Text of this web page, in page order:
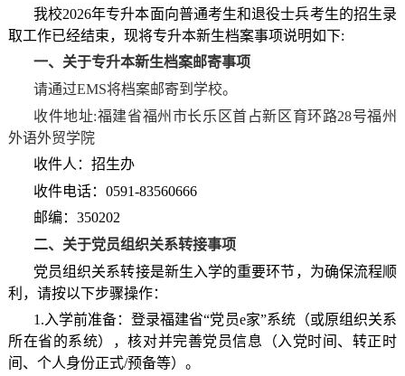
我校2026年专升本面向普通考生和退役士兵考生的招生录
取工作已经结束，现将专升本新生档案事项说明如下:
一、关于专升本新生档案邮寄事项
请通过EMS将档案邮寄到学校。
收件地址:福建省福州市长乐区首占新区育环路28号福州
外语外贸学院
收件人：招生办
收件电话：0591-83560666
邮编：350202
二、关于党员组织关系转接事项
党员组织关系转接是新生入学的重要环节，为确保流程顺
利，请按以下步骤操作：
1.入学前准备：登录福建省“党员e家”系统（或原组织关系
所在省的系统），核对并完善党员信息（入党时间、转正时
间、个人身份正式/预备等）。